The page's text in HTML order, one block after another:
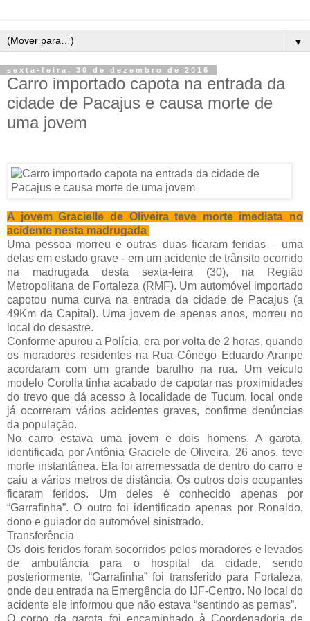
▼
sexta-feira, 30 de dezembro de 2016
Carro importado capota na entrada da
cidade de Pacajus e causa morte de
uma jovem
A jovem Gracielle de Oliveira teve morte imediata no
acidente nesta madrugada
Uma pessoa morreu e outras duas ficaram feridas – uma
delas em estado grave - em um acidente de trânsito ocorrido
na madrugada desta sexta-feira (30), na Região
Metropolitana de Fortaleza (RMF). Um automóvel importado
capotou numa curva na entrada da cidade de Pacajus (a
49Km da Capital). Uma jovem de apenas anos, morreu no
local do desastre.
Conforme apurou a Polícia, era por volta de 2 horas, quando
os moradores residentes na Rua Cônego Eduardo Araripe
acordaram com um grande barulho na rua. Um veículo
modelo Corolla tinha acabado de capotar nas proximidades
do trevo que dá acesso à localidade de Tucum, local onde
já ocorreram vários acidentes graves, confirme denúncias
da população.
No carro estava uma jovem e dois homens. A garota,
identificada por Antônia Graciele de Oliveira, 26 anos, teve
morte instantânea. Ela foi arremessada de dentro do carro e
caiu a vários metros de distância. Os outros dois ocupantes
ficaram feridos. Um deles é conhecido apenas por
“Garrafinha”. O outro foi identificado apenas por Ronaldo,
dono e guiador do automóvel sinistrado.
Transferência
Os dois feridos foram socorridos pelos moradores e levados
de ambulância para o hospital da cidade, sendo
posteriormente, “Garrafinha” foi transferido para Fortaleza,
onde deu entrada na Emergência do IJF-Centro. No local do
acidente ele informou que não estava “sentindo as pernas”.
O corpo da garota foi encaminhado à Coordenadoria de